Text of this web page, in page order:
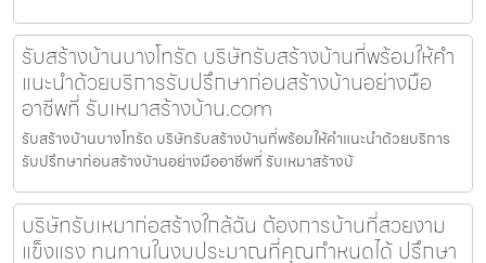
รับสร้างบ้านบางโทรัด บริษัทรับสร้างบ้านที่พร้อมให้คำ
แนะนำด้วยบริการรับปรึกษาก่อนสร้างบ้านอย่างมือ
อาชีพที่ รับเหมาสร้างบ้าน.com
รับสร้างบ้านบางโทรัด บริษัทรับสร้างบ้านที่พร้อมให้คำแนะนำด้วยบริการ
รับปรึกษาก่อนสร้างบ้านอย่างมืออาชีพที่ รับเหมาสร้างบ้
บริษัทรับเหมาก่อสร้างใกล้ฉัน ต้องการบ้านที่สวยงาม
แข็งแรง ทนทานในงบประมาณที่คุณกำหนดได้ ปรึกษา